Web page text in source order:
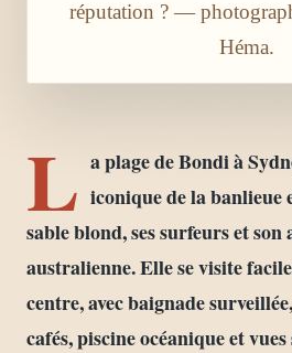
réputation ? —
Héma.
L a plage de Bondi à
iconique de la banlieue
sable blond, ses surfeurs et
australienne. Elle se visite
centre, avec baignade
cafés, piscine océanique et